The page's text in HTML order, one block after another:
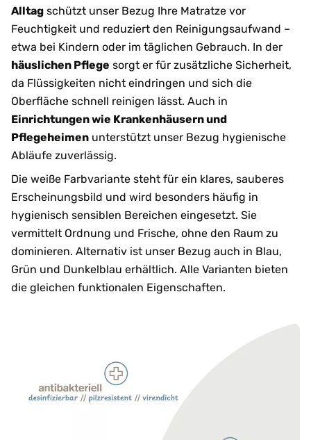
Alltag schützt unser Bezug Ihre Matratze vor
Feuchtigkeit und reduziert den Reinigungsaufwand –
etwa bei Kindern oder im täglichen Gebrauch. In der
häuslichen Pflege sorgt er für zusätzliche Sicherheit,
da Flüssigkeiten nicht eindringen und sich die
Oberfläche schnell reinigen lässt. Auch in
Einrichtungen wie Krankenhäusern und
Pflegeheimen unterstützt unser Bezug hygienische
Abläufe zuverlässig.
Die weiße Farbvariante steht für ein klares, sauberes
Erscheinungsbild und wird besonders häufig in
hygienisch sensiblen Bereichen eingesetzt. Sie
vermittelt Ordnung und Frische, ohne den Raum zu
dominieren. Alternativ ist unser Bezug auch in Blau,
Grün und Dunkelblau erhältlich. Alle Varianten bieten
die gleichen funktionalen Eigenschaften.